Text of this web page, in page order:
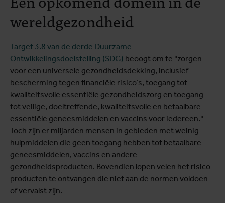
wereldgezondheid
Target 3.8 van de derde Duurzame
Ontwikkelingsdoelstelling (SDG) beoogt om te "zorgen
voor een universele gezondheidsdekking, inclusief
bescherming tegen financiële risico’s, toegang tot
kwaliteitsvolle essentiële gezondheidszorg en toegang
tot veilige, doeltreffende, kwaliteitsvolle en betaalbare
essentiële geneesmiddelen en vaccins voor iedereen."
Toch zijn er miljarden mensen in gebieden met weinig
hulpmiddelen die geen toegang hebben tot betaalbare
geneesmiddelen, vaccins en andere
gezondheidsproducten. Bovendien lopen velen het risico
producten te ontvangen die niet aan de normen voldoen
of vervalst zijn.